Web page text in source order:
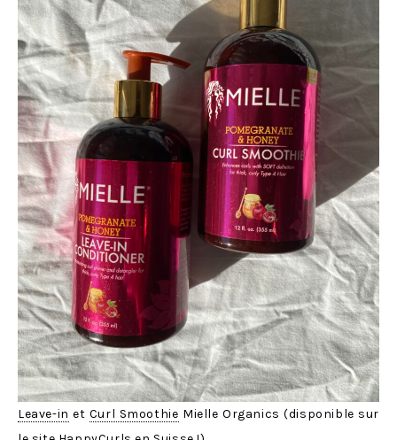
Leave-in et Curl Smoothie Mielle Organics (disponible sur